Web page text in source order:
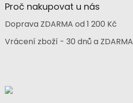
Proč nakupovat u nás
Doprava ZDARMA od 1 200 Kč
Vrácení zboží - 30 dnů a ZDARMA